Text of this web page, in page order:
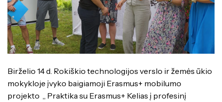
Mokymo moduliai bendrojo ugdymo
mokiniams
Kompetencijų vertinimas
Traktorininkų mokymas
Formaliojo profesinio mokymo
programos
ES struktūriniai projektai
ERASMUS+
Kiti
Birželio 14 d. Rokiškio technologijos verslo ir žemės ūkio
mokykloje įvyko baigiamoji Erasmus+ mobilumo
projekto „ Praktika su Erasmus+ Kelias į profesinį